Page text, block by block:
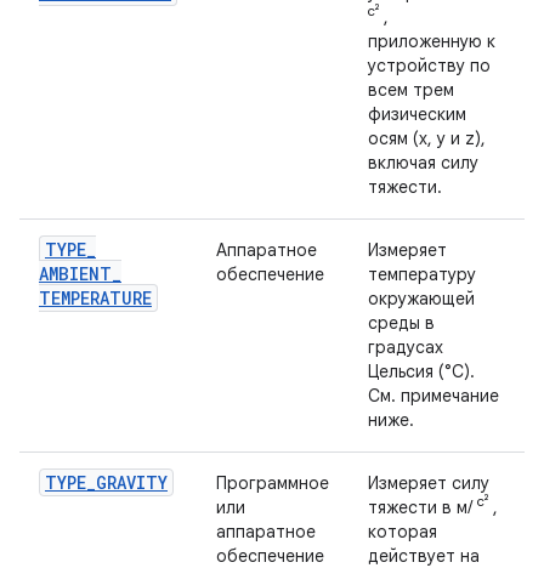
с² ,
приложенную к
устройству по
всем трем
физическим
осям (x, y и z),
включая силу
тяжести.
TYPE_
AMBIENT_
TEMPERATURE
Аппаратное
обеспечение
Измеряет
температуру
окружающей
среды в
градусах
Цельсия (°C).
См. примечание
ниже.
TYPE_GRAVITY
Программное
или
аппаратное
обеспечение
Измеряет силу
тяжести в м/ с² ,
которая
действует на